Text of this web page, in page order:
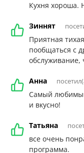
Кухня хороша.
Зиннят
Приятная
пообщаться с
обслуживание,
Анна
Самый
и вкусно!
Татьяна
все очень
программа.